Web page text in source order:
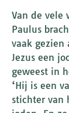
Van de vele
Paulus
vaak gezien
Jezus een
geweest in
‘Hij is een
stichter van